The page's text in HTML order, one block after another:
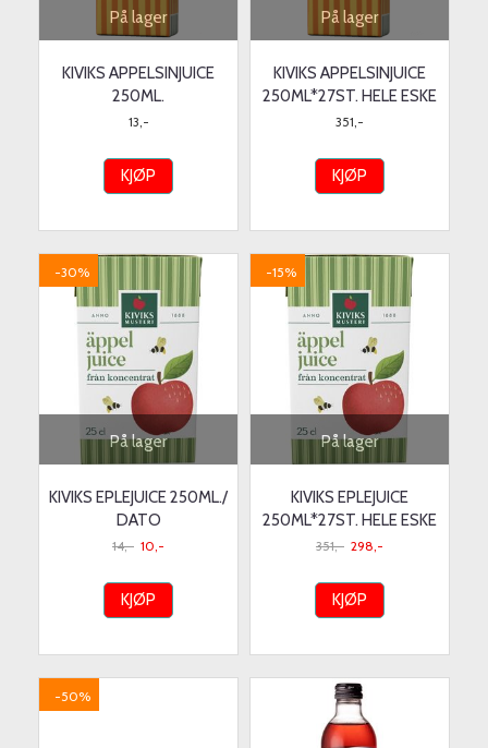
På lager
KIVIKS APPELSINJUICE
250ML.
13,-
KJØP
På lager
KIVIKS APPELSINJUICE
250ML*27ST. HELE ESKE
351,-
KJØP
På lager
-30%
KIVIKS EPLEJUICE 250ML./
DATO
14,- 10,-
KJØP
På lager
-15%
KIVIKS EPLEJUICE
250ML*27ST. HELE ESKE
351,- 298,-
KJØP
-50%